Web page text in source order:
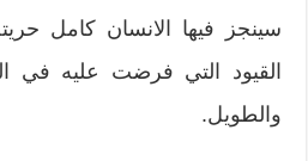
سينجز فيها الانسان كامل
القيود التي فرضت عليه في
والطويل.